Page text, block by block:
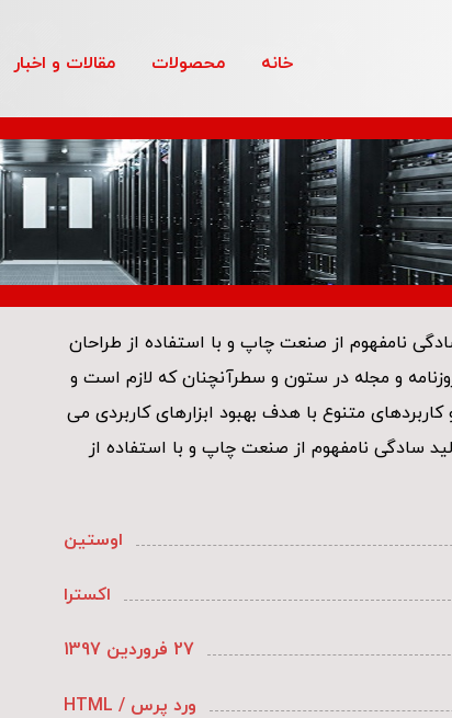
خانه محصولات مقالات و اخبار
نامفهوم از صنعت چاپ و با استفاده از طراحان
و مجله در ستون و سطرآنچنان که لازم است و
کاربردهای متنوع با هدف بهبود ابزارهای کاربردی می
سادگی نامفهوم از صنعت چاپ و با استفاده از
اوستین
اکسترا
27 فروردین 1397
ورد پرس / HTML